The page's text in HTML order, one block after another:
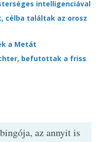
intelligenciával
célba találtak az orosz
a Metát
befutottak a friss
az annyit is